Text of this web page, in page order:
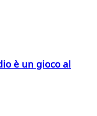
è un gioco al